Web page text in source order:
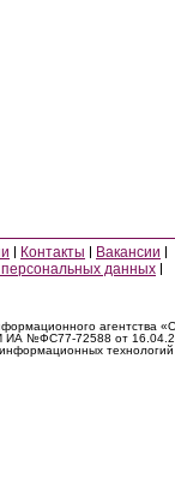
Контакты
Вакансии
данных
агентства
ИА №ФС77-72588 от